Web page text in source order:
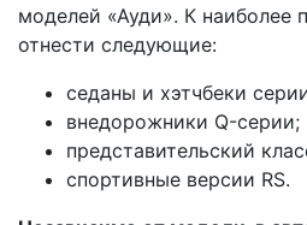
моделей «Ауди». К наиболее
отнести следующие:
седаны и хэтчбеки
внедорожники Q-серии;
представительский
спортивные версии RS.